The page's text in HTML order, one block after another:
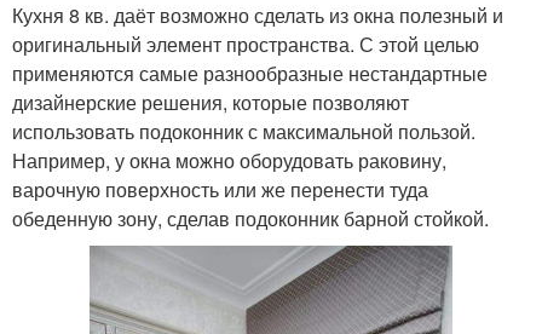
Кухня 8 кв. даёт возможно сделать из окна полезный и
оригинальный элемент пространства. С этой целью
применяются самые разнообразные нестандартные
дизайнерские решения, которые позволяют
использовать подоконник с максимальной пользой.
Например, у окна можно оборудовать раковину,
варочную поверхность или же перенести туда
обеденную зону, сделав подоконник барной стойкой.